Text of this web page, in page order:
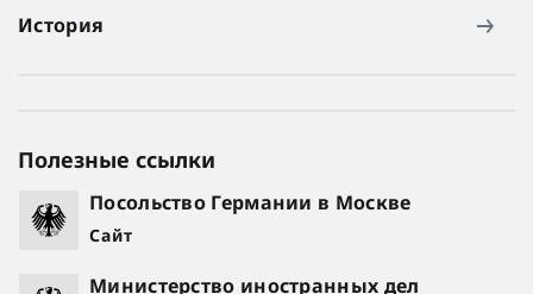
История
Полезные ссылки
Посольство Германии в Москве
Сайт
Министерство иностранных дел